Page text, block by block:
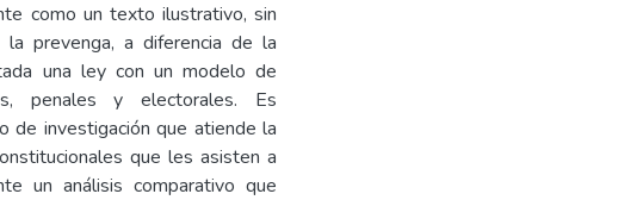
como un texto ilustrativo, sin
prevenga, a diferencia de la
una ley con un modelo de
penales y electorales. Es
de investigación que atiende la
que les asisten a
un análisis comparativo que